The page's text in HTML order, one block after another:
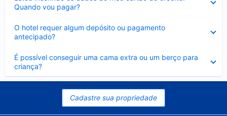
Quando vou pagar?
O hotel requer algum depósito ou pagamento
antecipado?
É possível conseguir uma cama extra ou um berço para
criança?
Contraído
Cadastre sua propriedade